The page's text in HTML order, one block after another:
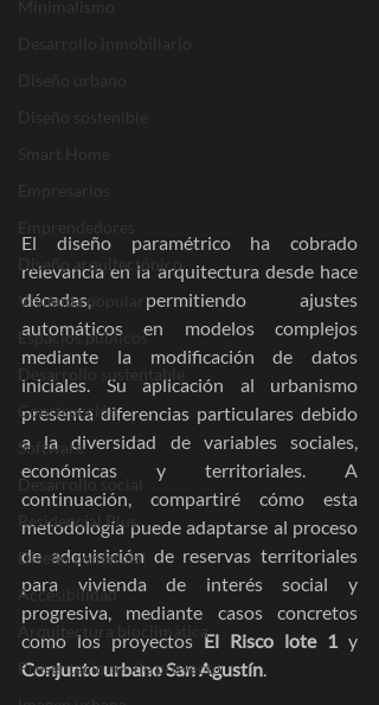
Diseño arquitectónico
Vivienda popular
Espacios públicos
Construcción
Software
Desarrollo social
Residencial Plus
Diseño comercial
Accesibilidad
Arquitectura bioclimática
Presentaciones de proyecto
El diseño paramétrico ha cobrado
relevancia en la arquitectura desde hace
décadas, permitiendo ajustes
automáticos en modelos complejos
mediante la modificación de datos
iniciales. Su aplicación al urbanismo
presenta diferencias particulares debido
a la diversidad de variables sociales,
económicas y territoriales. A
continuación, compartiré cómo esta
metodología puede adaptarse al proceso
de adquisición de reservas territoriales
para vivienda de interés social y
progresiva, mediante casos concretos
como los proyectos El Risco lote 1
Conjunto urbano San Agustín.